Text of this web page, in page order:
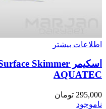
اطلاعات بیشتر
AQUATEC
295,000 تومان
ناموجود